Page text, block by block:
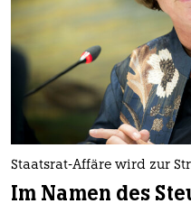
Staatsrat-Affäre wird zur
Im Namen des